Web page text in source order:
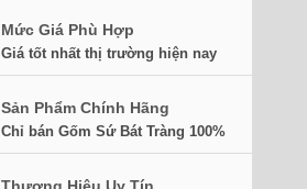
Mức Giá Phù Hợp
Giá tốt nhất thị trường hiện nay
Sản Phẩm Chính Hãng
Chỉ bán Gốm Sứ Bát Tràng 100%